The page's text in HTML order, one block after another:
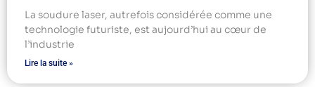
La soudure laser, autrefois considérée comme une
technologie futuriste, est aujourd’hui au cœur de
l’industrie
Lire la suite »